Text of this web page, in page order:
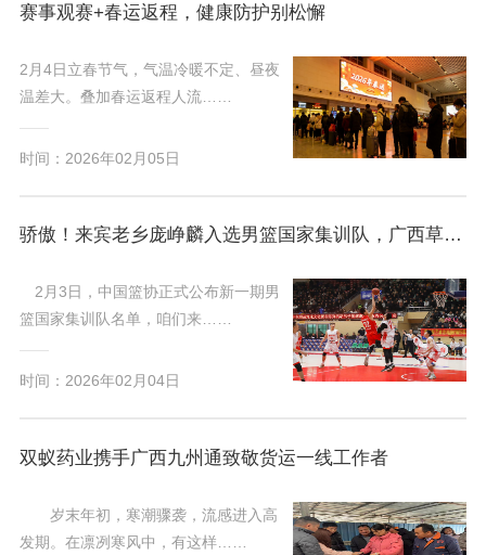
赛事观赛+春运返程，健康防护别松懈
2月4日立春节气，气温冷暖不定、昼夜
温差大。叠加春运返程人流……
时间：2026年02月05日
骄傲！来宾老乡庞峥麟入选男篮国家集训队，广西草根的篮球荣光再升级
2月3日，中国篮协正式公布新一期男
篮国家集训队名单，咱们来……
时间：2026年02月04日
双蚁药业携手广西九州通致敬货运一线工作者
岁末年初，寒潮骤袭，流感进入高
发期。在凛冽寒风中，有这样……